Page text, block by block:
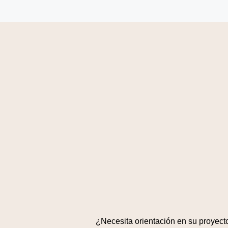
¿Necesita orientación en su